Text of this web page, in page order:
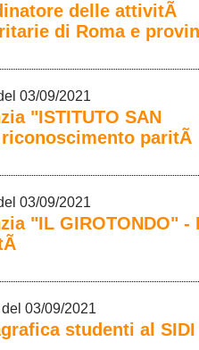
delle attivitÃ
di Roma e
03/09/2021
"ISTITUTO SAN
riconoscimento paritÃ
03/09/2021
"IL GIROTONDO" -
03/09/2021
studenti al SIDI